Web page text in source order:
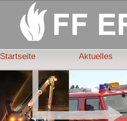
Startseite Aktuelles